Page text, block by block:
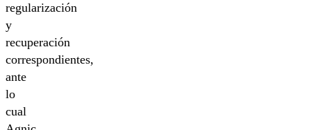
regularización
y
recuperación
correspondientes,
ante
lo
cual